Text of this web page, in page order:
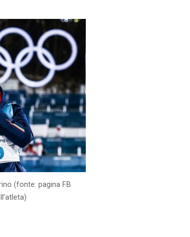
(fonte: pagina FB